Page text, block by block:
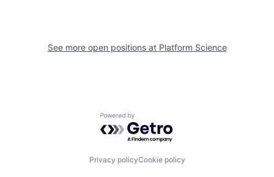
Build
Jobs
See more open positions at Platform Science
Powered by Getro.com
Privacy policyCookie policy